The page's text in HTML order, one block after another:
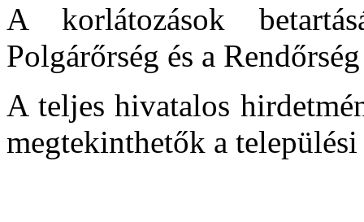
A korlátozások
Polgárőrség és a
A teljes hivatalos
megtekinthetők a